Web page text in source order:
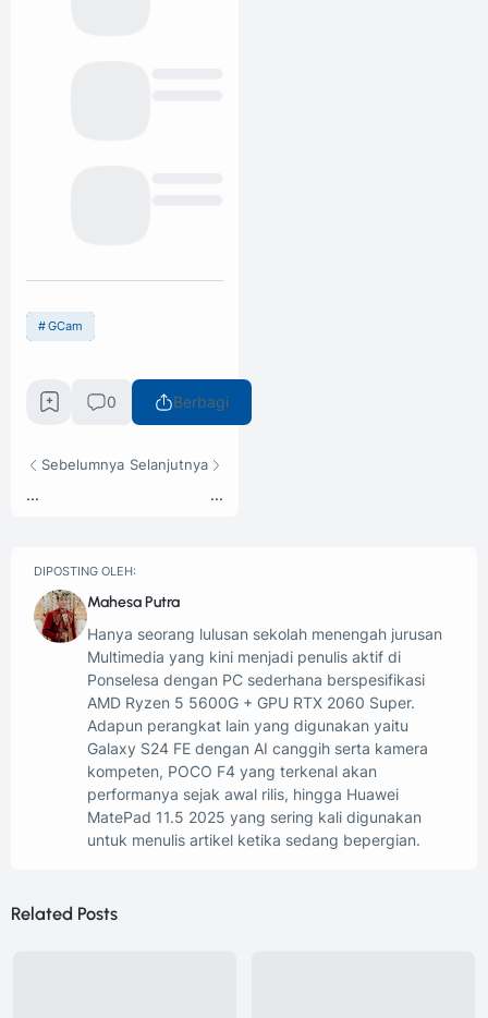
GCam
0 Berbagi
Sebelumnya
...
Selanjutnya
...
DIPOSTING OLEH:
Mahesa Putra
Hanya seorang lulusan sekolah menengah jurusan
Multimedia yang kini menjadi penulis aktif di
Ponselesa dengan PC sederhana berspesifikasi
AMD Ryzen 5 5600G + GPU RTX 2060 Super.
Adapun perangkat lain yang digunakan yaitu
Galaxy S24 FE dengan AI canggih serta kamera
kompeten, POCO F4 yang terkenal akan
performanya sejak awal rilis, hingga Huawei
MatePad 11.5 2025 yang sering kali digunakan
untuk menulis artikel ketika sedang bepergian.
Related Posts